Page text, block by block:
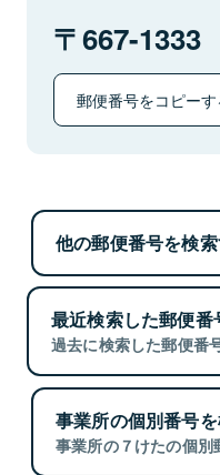
667-1333
郵便番号をコピーす
他の郵便番号を検
最近検索した郵便番
過去に検索した郵便番
事業所の個別番号
事業所の７けたの個別